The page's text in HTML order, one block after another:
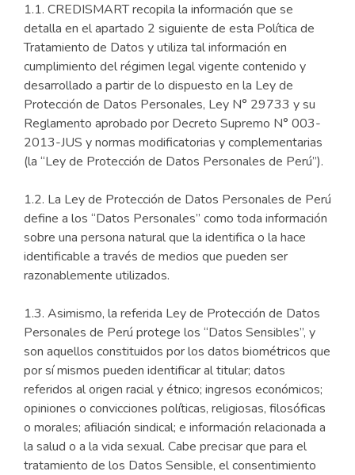
1.1. CREDISMART recopila la información que se
detalla en el apartado 2 siguiente de esta Política de
Tratamiento de Datos y utiliza tal información en
cumplimiento del régimen legal vigente contenido y
desarrollado a partir de lo dispuesto en la Ley de
Protección de Datos Personales, Ley N° 29733 y su
Reglamento aprobado por Decreto Supremo N° 003-
2013-JUS y normas modificatorias y complementarias
(la “Ley de Protección de Datos Personales de Perú”).
1.2. La Ley de Protección de Datos Personales de Perú
define a los “Datos Personales” como toda información
sobre una persona natural que la identifica o la hace
identificable a través de medios que pueden ser
razonablemente utilizados.
1.3. Asimismo, la referida Ley de Protección de Datos
Personales de Perú protege los “Datos Sensibles”, y
son aquellos constituidos por los datos biométricos que
por sí mismos pueden identificar al titular; datos
referidos al origen racial y étnico; ingresos económicos;
opiniones o convicciones políticas, religiosas, filosóficas
o morales; afiliación sindical; e información relacionada a
la salud o a la vida sexual. Cabe precisar que para el
tratamiento de los Datos Sensible, el consentimiento